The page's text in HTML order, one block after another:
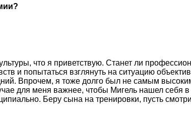
что я приветствую. Станет ли
и попытаться взглянуть на ситуацию
Впрочем, я тоже долго был не самым
для меня важнее, чтобы Мигель нашел себя в
Беру сына на тренировки, пусть